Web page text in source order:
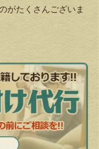
がたくさんございま